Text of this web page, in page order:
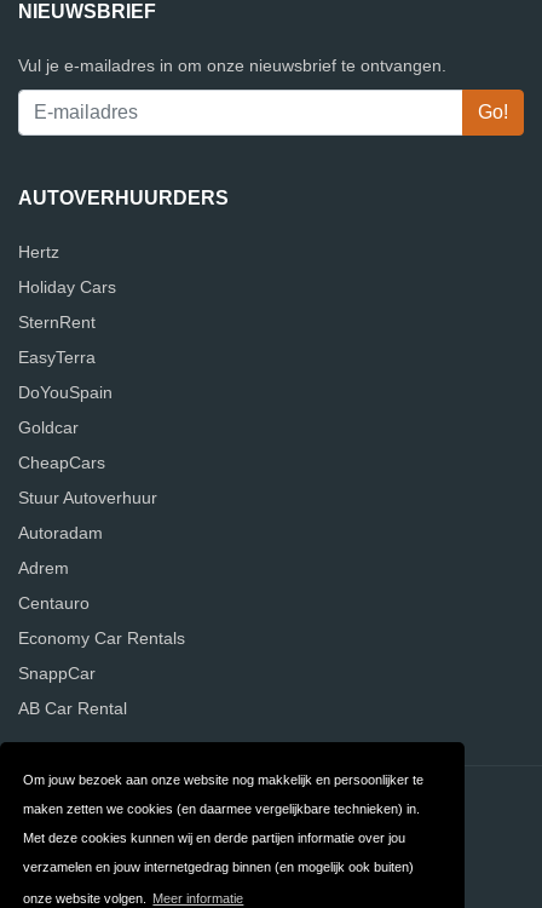
Om jouw bezoek aan onze website nog makkelijk en persoonlijker te
maken zetten we cookies (en daarmee vergelijkbare technieken) in.
Met deze cookies kunnen wij en derde partijen informatie over jou
verzamelen en jouw internetgedrag binnen (en mogelijk ook buiten)
onze website volgen. Meer informatie
NIEUWSBRIEF
Vul je e-mailadres in om onze nieuwsbrief te ontvangen.
AUTOVERHUURDERS
Hertz
Holiday Cars
SternRent
EasyTerra
DoYouSpain
Goldcar
CheapCars
Stuur Autoverhuur
Autoradam
Adrem
Centauro
Economy Car Rentals
SnappCar
AB Car Rental
Contact Privacy
Algemene FAQ